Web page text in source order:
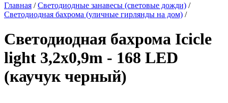
Главная / Светодиодные занавесы (световые дожди) /
Светодиодная бахрома (уличные гирлянды на дом) /
Светодиодная бахрома Icicle
light 3,2x0,9m - 168 LED
(каучук черный)